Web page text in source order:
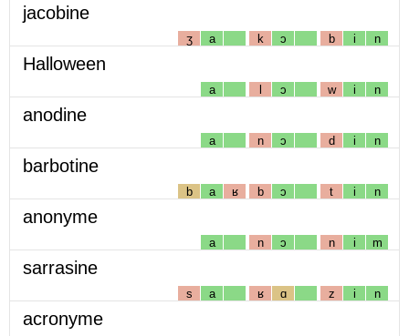
jacobine
ʒ a k ɔ b i n
Halloween
a l ɔ w i n
anodine
a n ɔ d i n
barbotine
b a ʁ b ɔ t i n
anonyme
a n ɔ n i m
sarrasine
s a ʁ ɑ z i n
acronyme